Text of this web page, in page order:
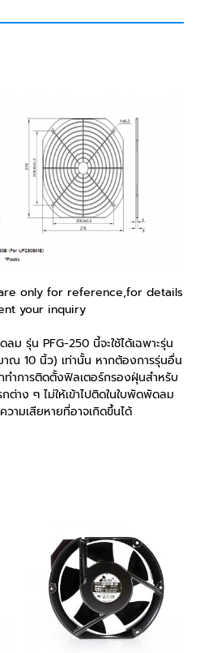
only for reference,for details
your inquiry
รุ่น PFG-250 นี้จะใช้ได้เฉพาะรุ่น
ณ 10 นิ้ว) เท่านั้น หากต้องการรุ่นอื่น
ำการติดตั้งฟิลเตอร์กรองฝุ่นสำหรับ
าง ๆ ไม่ให้เข้าไปติดในใบพัดพัดลม
ามเสียหายที่อาจเกิดขึ้นได้